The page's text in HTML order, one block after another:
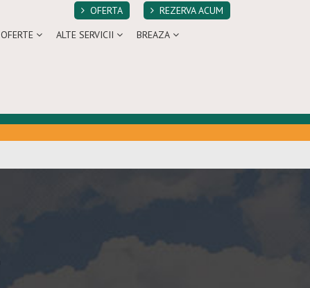
OFERTA
REZERVA ACUM
OFERTE ALTE SERVICII BREAZA